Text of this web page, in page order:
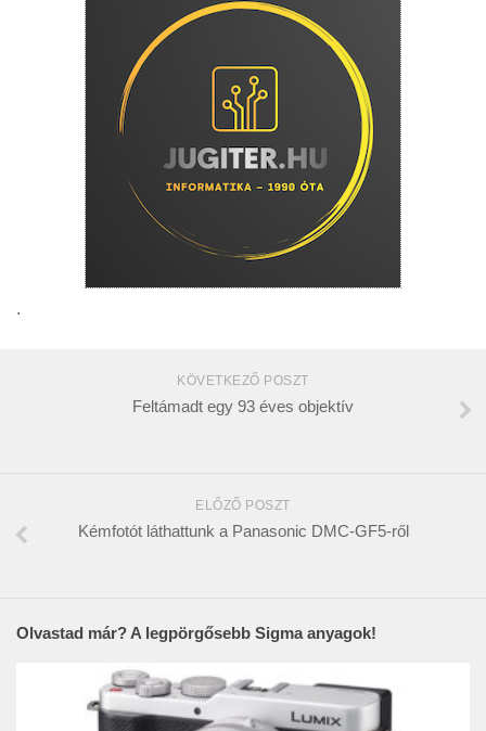
.
KÖVETKEZŐ POSZT
Feltámadt egy 93 éves objektív
ELŐZŐ POSZT
Kémfotót láthattunk a Panasonic DMC-GF5-ről
Olvastad már? A legpörgősebb Sigma anyagok!